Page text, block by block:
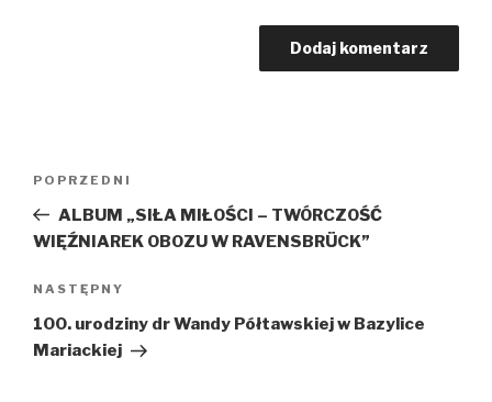
Poprzedni
wpis
POPRZEDNI
ALBUM „SIŁA MIŁOŚCI – TWÓRCZOŚĆ
WIĘŹNIAREK OBOZU W RAVENSBRÜCK”
Następny
wpis
NASTĘPNY
100. urodziny dr Wandy Półtawskiej w Bazylice
Mariackiej